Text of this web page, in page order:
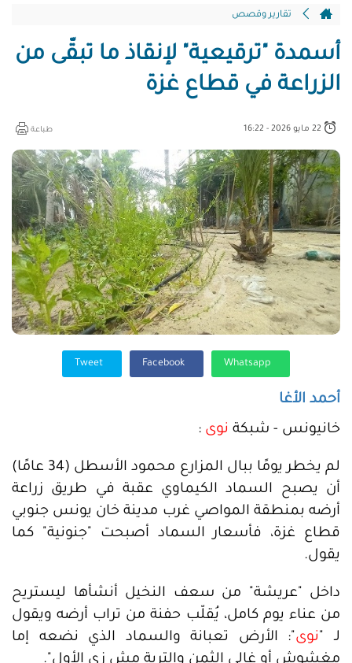
تقارير وقصص
أسمدة "ترقيعية" لإنقاذ ما تبقّى من
الزراعة في قطاع غزة
طباعة
أحمد الأغا
خانيونس - شبكة نوى :
لم يخطر يومًا ببال المزارع محمود الأسطل (34 عامًا)
أن يصبح السماد الكيماوي عقبة في طريق زراعة
أرضه بمنطقة المواصي غرب مدينة خان يونس جنوبي
قطاع غزة، فأسعار السماد أصبحت "جنونية" كما
يقول.
داخل "عريشة" من سعف النخيل أنشأها ليستريح
من عناء يوم كامل، يُقلّب حفنة من تراب أرضه ويقول
لـ "
نوى ": الأرض تعبانة والسماد الذي نضعه إما